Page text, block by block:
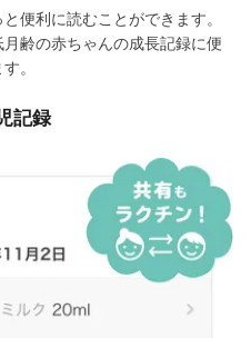
便利に読むことができます。
齢の赤ちゃんの成長記録に便
。
記録